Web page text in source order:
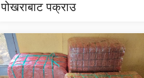
पोखराबाट पक्राउ